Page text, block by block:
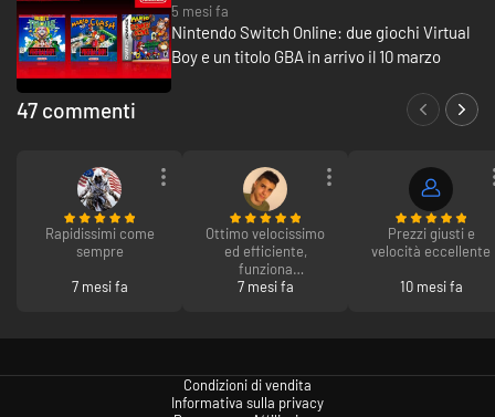
Use the dedicated Nintendo Switch Online smartphone app to enable
voice chat and access special features in supported Nintendo Switch
titles.
Exclusive offers for members
5 mesi fa
Nintendo Switch Online: due giochi Virtual
Boy e un titolo GBA in arrivo il 10 marzo
47 commenti
Rapidissimi come
sempre
7 mesi fa
Ottimo velocissimo
ed efficiente,
funziona
perfettamente e
7 mesi fa
Prezzi giusti e
velocità eccellente
10 mesi fa
Condizioni di vendita
Informativa sulla privacy